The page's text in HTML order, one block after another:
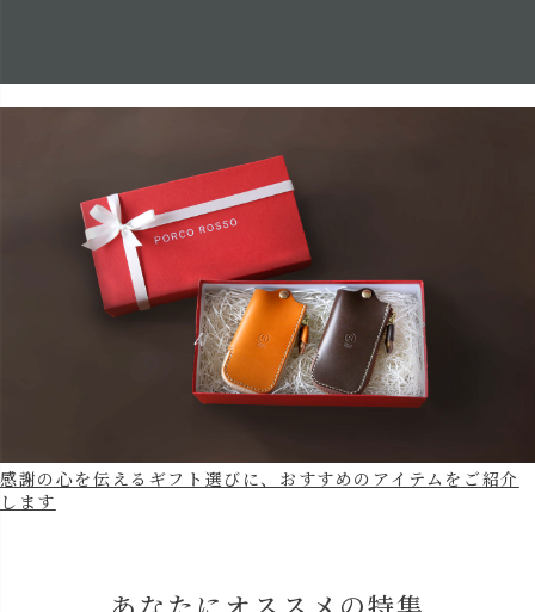
感謝の心を伝えるギフト選びに、おすすめのアイテムをご紹介
します